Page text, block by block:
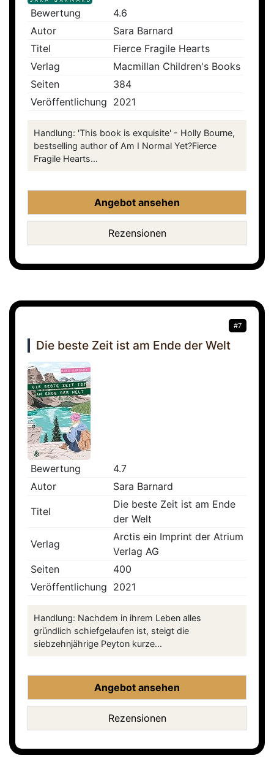
Bewertung
4.6
Autor
Sara Barnard
Titel
Fierce Fragile Hearts
Verlag
Macmillan Children's Books
Seiten
384
Veröffentlichung 2021
Handlung: 'This book is exquisite' - Holly Bourne,
bestselling author of Am I Normal Yet?Fierce
Fragile Hearts...
Angebot ansehen
Rezensionen
#7
Die beste Zeit ist am Ende der Welt
Bewertung
4.7
Autor
Sara Barnard
Titel
Die beste Zeit ist am Ende
der Welt
Verlag
Arctis ein Imprint der Atrium
Verlag AG
Seiten
400
Veröffentlichung 2021
Handlung: Nachdem in ihrem Leben alles
gründlich schiefgelaufen ist, steigt die
siebzehnjährige Peyton kurze...
Angebot ansehen
Rezensionen